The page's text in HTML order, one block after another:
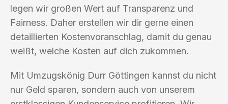
legen wir großen Wert auf Transparenz und
Fairness. Daher erstellen wir dir gerne einen
detaillierten Kostenvoranschlag, damit du genau
weißt, welche Kosten auf dich zukommen.
Mit Umzugskönig Durr Göttingen kannst du nicht
nur Geld sparen, sondern auch von unserem